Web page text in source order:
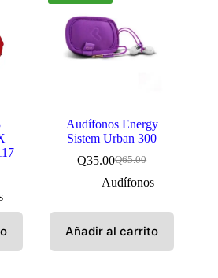
Audífonos Energy
Sistem Urban 300
Q65.00
El
precio
era:
Q65.00.
Q35.00El
precio
es:
Q35.00.
Audífonos
Añadir al carrito